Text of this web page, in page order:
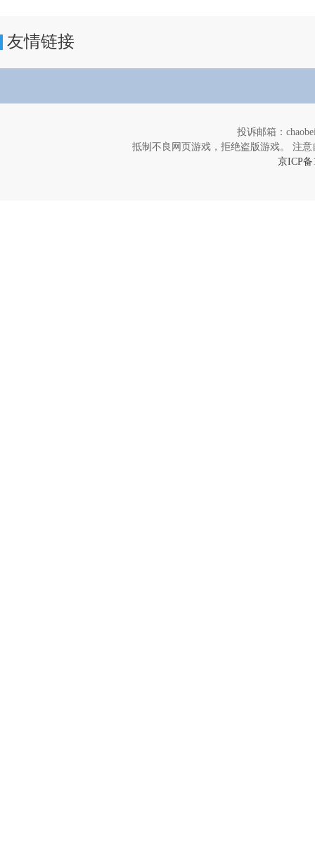
友情链接
投诉邮箱：
抵制不良网页游戏，拒绝盗版游戏。 注
京ICP备